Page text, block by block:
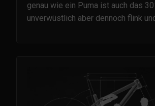
genau wie ein Puma ist auch das
unverwüstlich aber dennoch flink